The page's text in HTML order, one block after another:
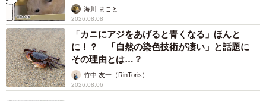
海川 まこと
2026.08.08
「カニにアジをあげると青くなる」ほんと
に！？ 「自然の染色技術が凄い」と話題に
その理由とは…？
竹中 友一（RinToris）
2026.08.06